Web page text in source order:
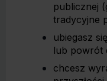
publicznej
tradycyjne
ubiegasz
lub powrót
chcesz